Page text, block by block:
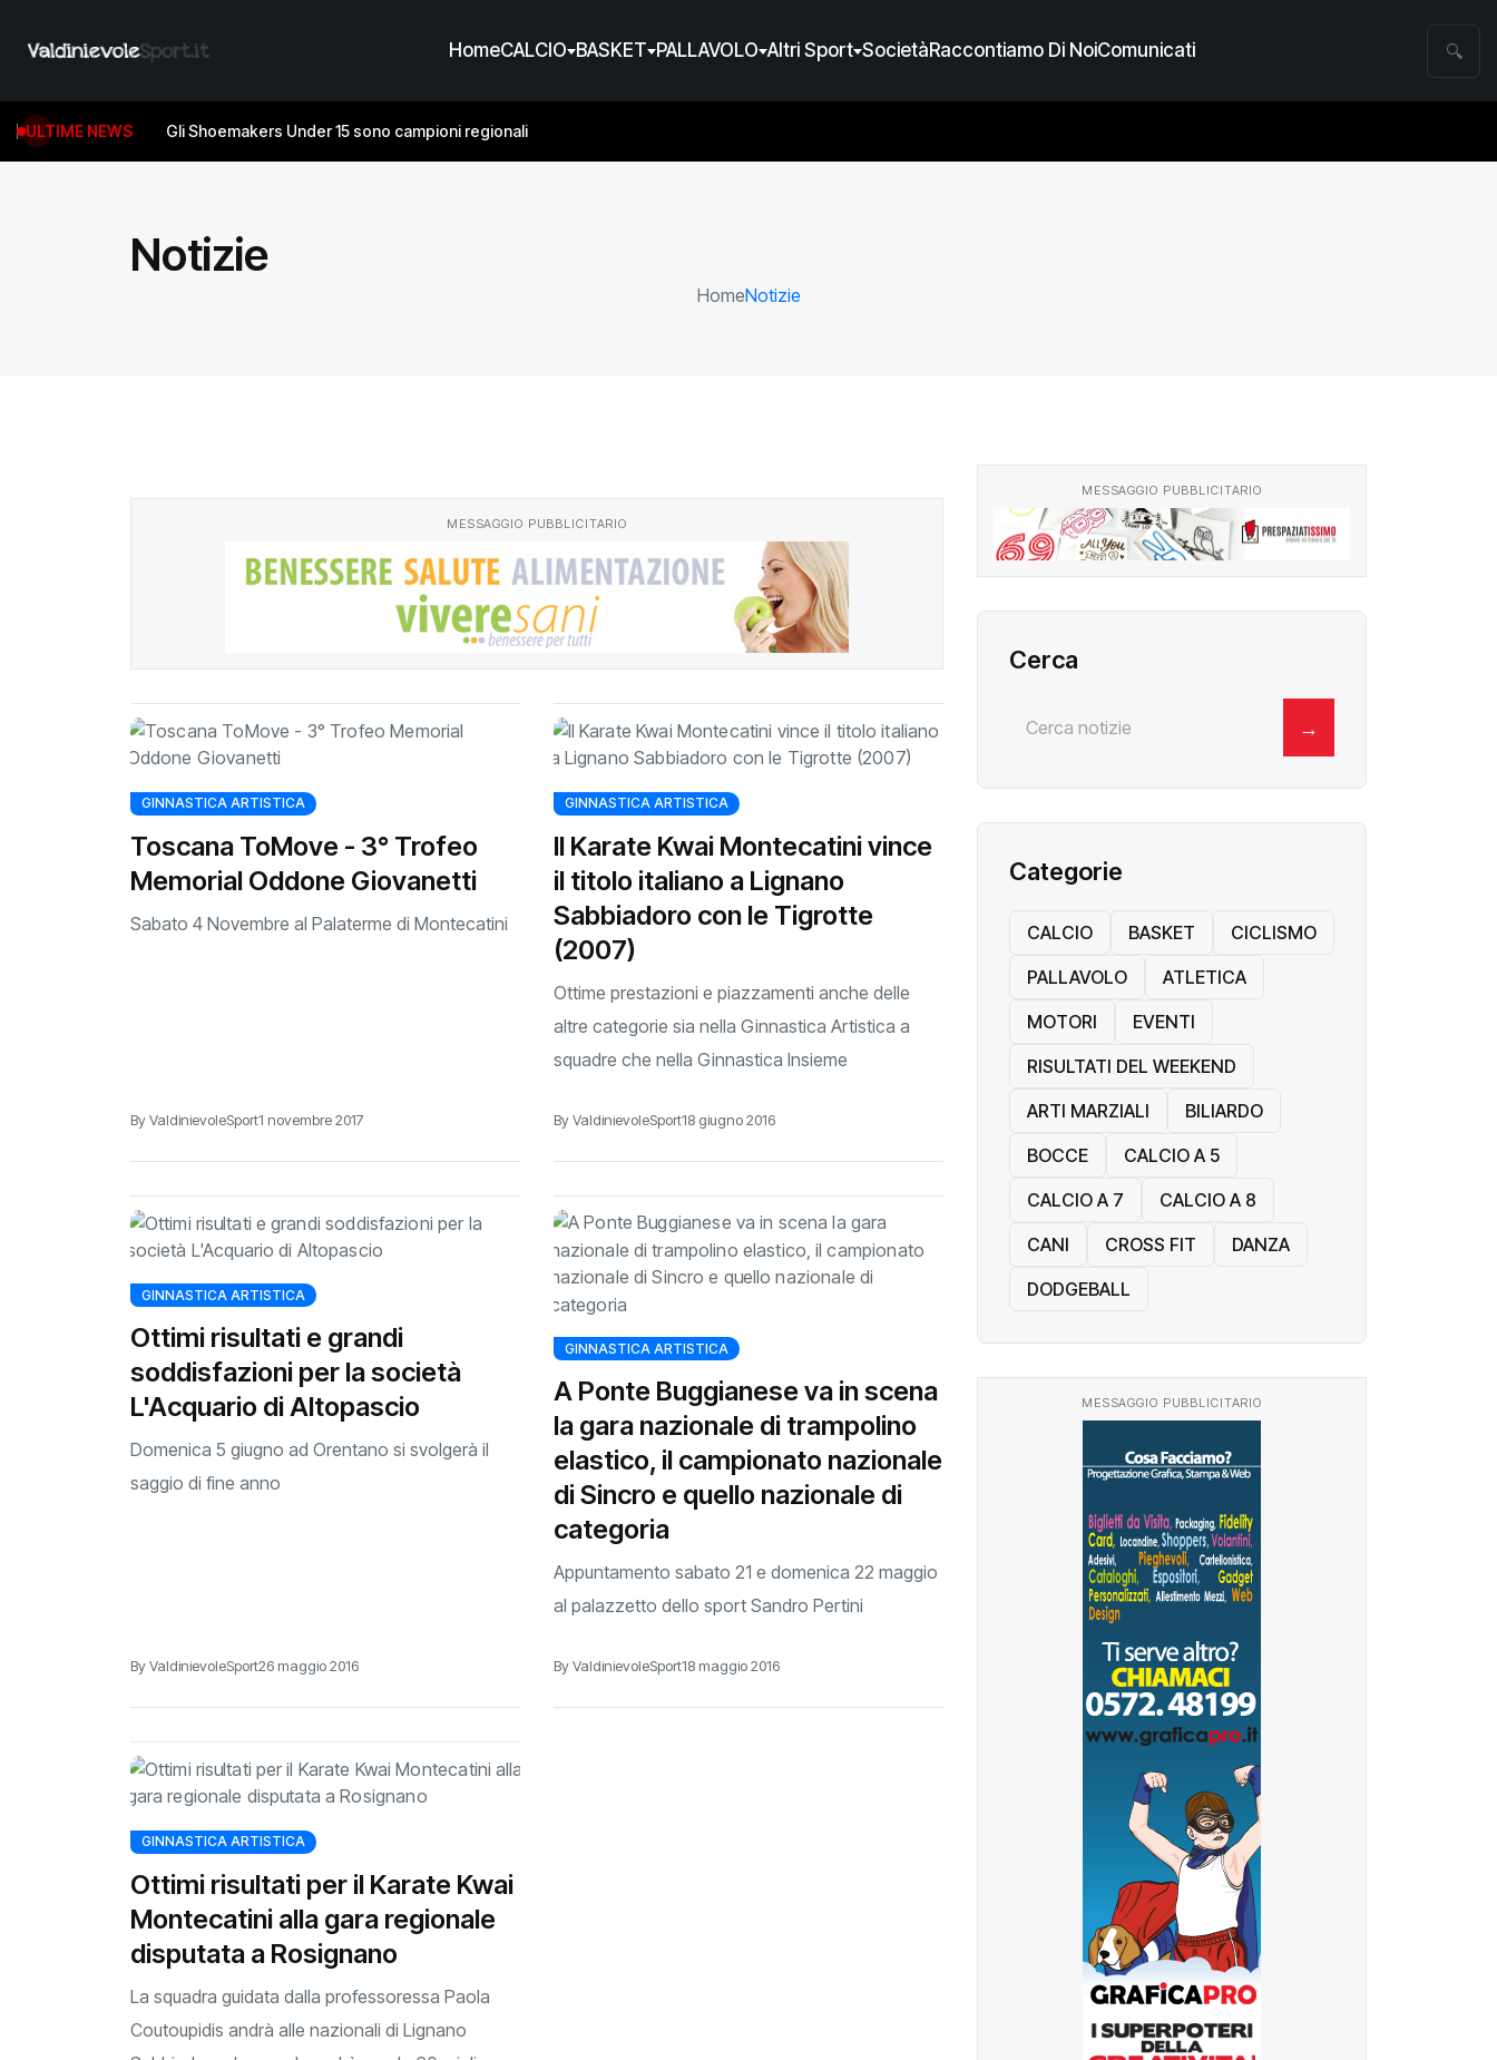
HomeCALCIO BASKET PALLAVOLO Altri Sport SocietàRaccontiamo Di NoiComunicati 🔍
ULTIME NEWS Gli Shoemakers Under 15 sono campioni regionali
Notizie
HomeNotizie
MESSAGGIO PUBBLICITARIO
GINNASTICA ARTISTICA
Toscana ToMove - 3° Trofeo
Memorial Oddone Giovanetti
Sabato 4 Novembre al Palaterme di Montecatini
By ValdinievoleSport1 novembre 2017
GINNASTICA ARTISTICA
Il Karate Kwai Montecatini vince
il titolo italiano a Lignano
Sabbiadoro con le Tigrotte
(2007)
Ottime prestazioni e piazzamenti anche delle
altre categorie sia nella Ginnastica Artistica a
squadre che nella Ginnastica Insieme
By ValdinievoleSport18 giugno 2016
GINNASTICA ARTISTICA
Ottimi risultati e grandi
soddisfazioni per la società
L'Acquario di Altopascio
Domenica 5 giugno ad Orentano si svolgerà il
saggio di fine anno
By ValdinievoleSport26 maggio 2016
GINNASTICA ARTISTICA
A Ponte Buggianese va in scena
la gara nazionale di trampolino
elastico, il campionato nazionale
di Sincro e quello nazionale di
categoria
Appuntamento sabato 21 e domenica 22 maggio
al palazzetto dello sport Sandro Pertini
By ValdinievoleSport18 maggio 2016
GINNASTICA ARTISTICA
Ottimi risultati per il Karate Kwai
Montecatini alla gara regionale
disputata a Rosignano
La squadra guidata dalla professoressa Paola
Coutoupidis andrà alle nazionali di Lignano
MESSAGGIO PUBBLICITARIO
Cerca
→
Categorie
CALCIO BASKET
CICLISMO
PALLAVOLO
ATLETICA
MOTORI
EVENTI
RISULTATI DEL WEEKEND
ARTI MARZIALI
BILIARDO
BOCCE
CALCIO A 5
CALCIO A 7
CALCIO A 8
CANI
CROSS FIT
DANZA
DODGEBALL
MESSAGGIO PUBBLICITARIO